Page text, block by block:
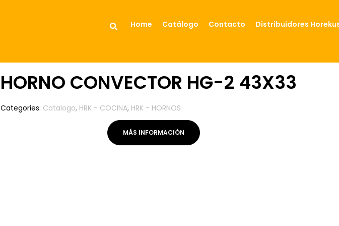
Home Catálogo Contacto Distribuidores
HORNO CONVECTOR HG-2 43X33
Categories: Catalogo, HRK - COCINA, HRK - HORNOS
MÁS INFORMACIÓN